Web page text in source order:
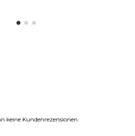
keine Kundenrezensionen.